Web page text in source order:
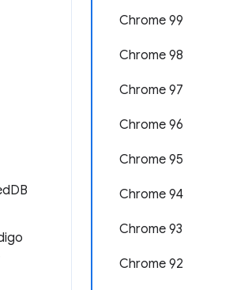
Chrome 99
Chrome 98
Chrome 97
Chrome 96
Chrome 95
Chrome 94
Chrome 93
Chrome 92